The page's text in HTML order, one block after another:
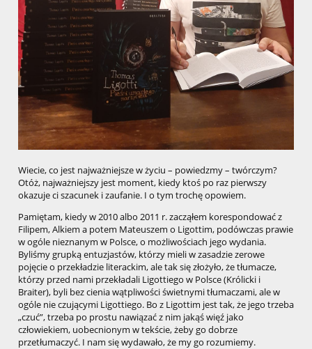
Wiecie, co jest najważniejsze w życiu – powiedzmy – twórczym?
Otóż, najważniejszy jest moment, kiedy ktoś po raz pierwszy
okazuje ci szacunek i zaufanie. I o tym trochę opowiem.
Pamiętam, kiedy w 2010 albo 2011 r. zacząłem korespondować z
Filipem, Alkiem a potem Mateuszem o Ligottim, podówczas prawie
w ogóle nieznanym w Polsce, o możliwościach jego wydania.
Byliśmy grupką entuzjastów, którzy mieli w zasadzie zerowe
pojęcie o przekładzie literackim, ale tak się złożyło, że tłumacze,
którzy przed nami przekładali Ligottiego w Polsce (Królicki i
Braiter), byli bez cienia wątpliwości świetnymi tłumaczami, ale w
ogóle nie czującymi Ligottiego. Bo z Ligottim jest tak, że jego trzeba
„czuć”, trzeba po prostu nawiązać z nim jakąś więź jako
człowiekiem, uobecnionym w tekście, żeby go dobrze
przetłumaczyć. I nam się wydawało, że my go rozumiemy.